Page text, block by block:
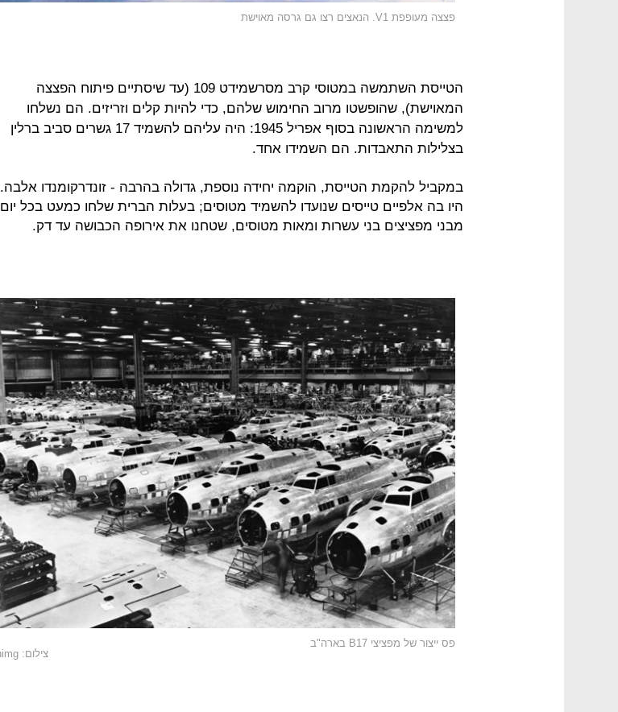
פצצה מעופפת V1. הנאצים רצו גם גרסה מאוישת
הטייסת השתמשה במטוסי קרב מסרשמידט 109 (עד שיסתיים פיתוח הפצצה
המאוישת), שהופשטו מרוב החימוש שלהם, כדי להיות קלים וזריזים. הם נשלחו
למשימה הראשונה בסוף אפריל 1945: היה עליהם להשמיד 17 גשרים סביב ברלין
בצלילות התאבדות. הם השמידו אחד.
במקביל להקמת הטייסת, הוקמה יחידה נוספת, גדולה בהרבה - זונדרקומנדו אלבה.
היו בה אלפיים טייסים שנועדו להשמיד מטוסים; בעלות הברית שלחו כמעט בכל יום
מבני מפציצים בני עשרות ומאות מטוסים, שטחנו את אירופה הכבושה עד דק.
פס ייצור של מפציצי B17 בארה"ב
צילום: pinimg